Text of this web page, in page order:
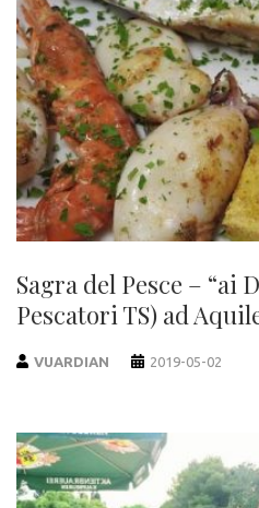
Sagra del Pesce – “ai
Pescatori TS) ad
VUARDIAN 2019-05-02